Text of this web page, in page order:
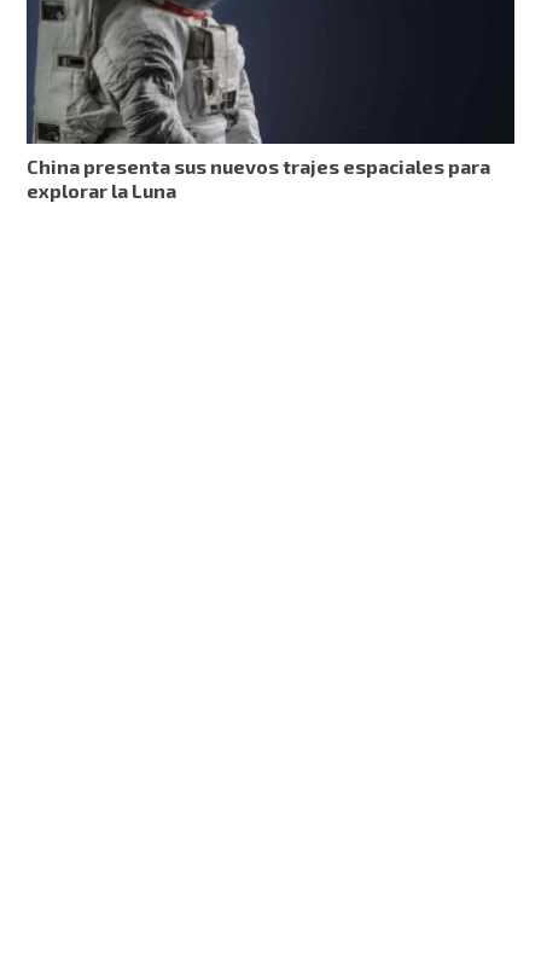
China presenta sus nuevos trajes espaciales para
explorar la Luna